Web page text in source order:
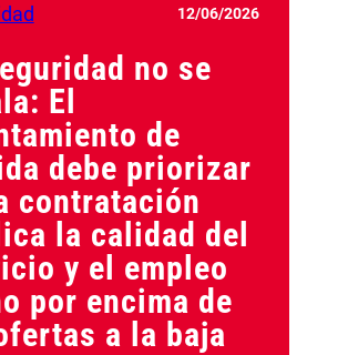
12/06/2026
no se
El
de
debe priorizar
contratación
la calidad del
y el empleo
por encima de
a la baja